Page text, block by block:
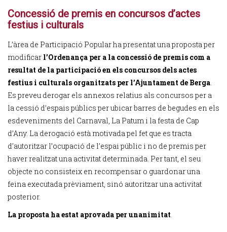
Concessió de premis en concursos d’actes
festius i culturals
L’àrea de Participació Popular ha presentat una proposta per
modificarl’Ordenança per a la concessió de premis com a
resultat de la participació en els concursos dels actes
festius i culturals organitzats per l’Ajuntament de Berga.
Es preveu derogar els annexos relatius als concursos per a
la cessió d’espais públics per ubicar barres de begudes en els
esdeveniments del Carnaval, La Patum i la festa de Cap
d’Any. La derogació està motivada pel fet que es tracta
d’autoritzar l’ocupació de l’espai públic i no de premis per
haver realitzat una activitat determinada. Per tant, el seu
objecte no consisteix en recompensar o guardonar una
feina executada prèviament, sinó autoritzar una activitat
posterior.
La proposta ha estat aprovada per unanimitat.